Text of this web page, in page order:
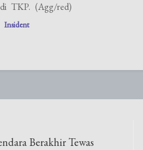
TKP. (Agg/red)
Insident
Berakhir Tewas